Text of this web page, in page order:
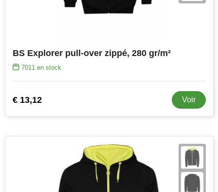
BS Explorer pull-over zippé, 280 gr/m²
7011en stock
€ 13,12 Voir